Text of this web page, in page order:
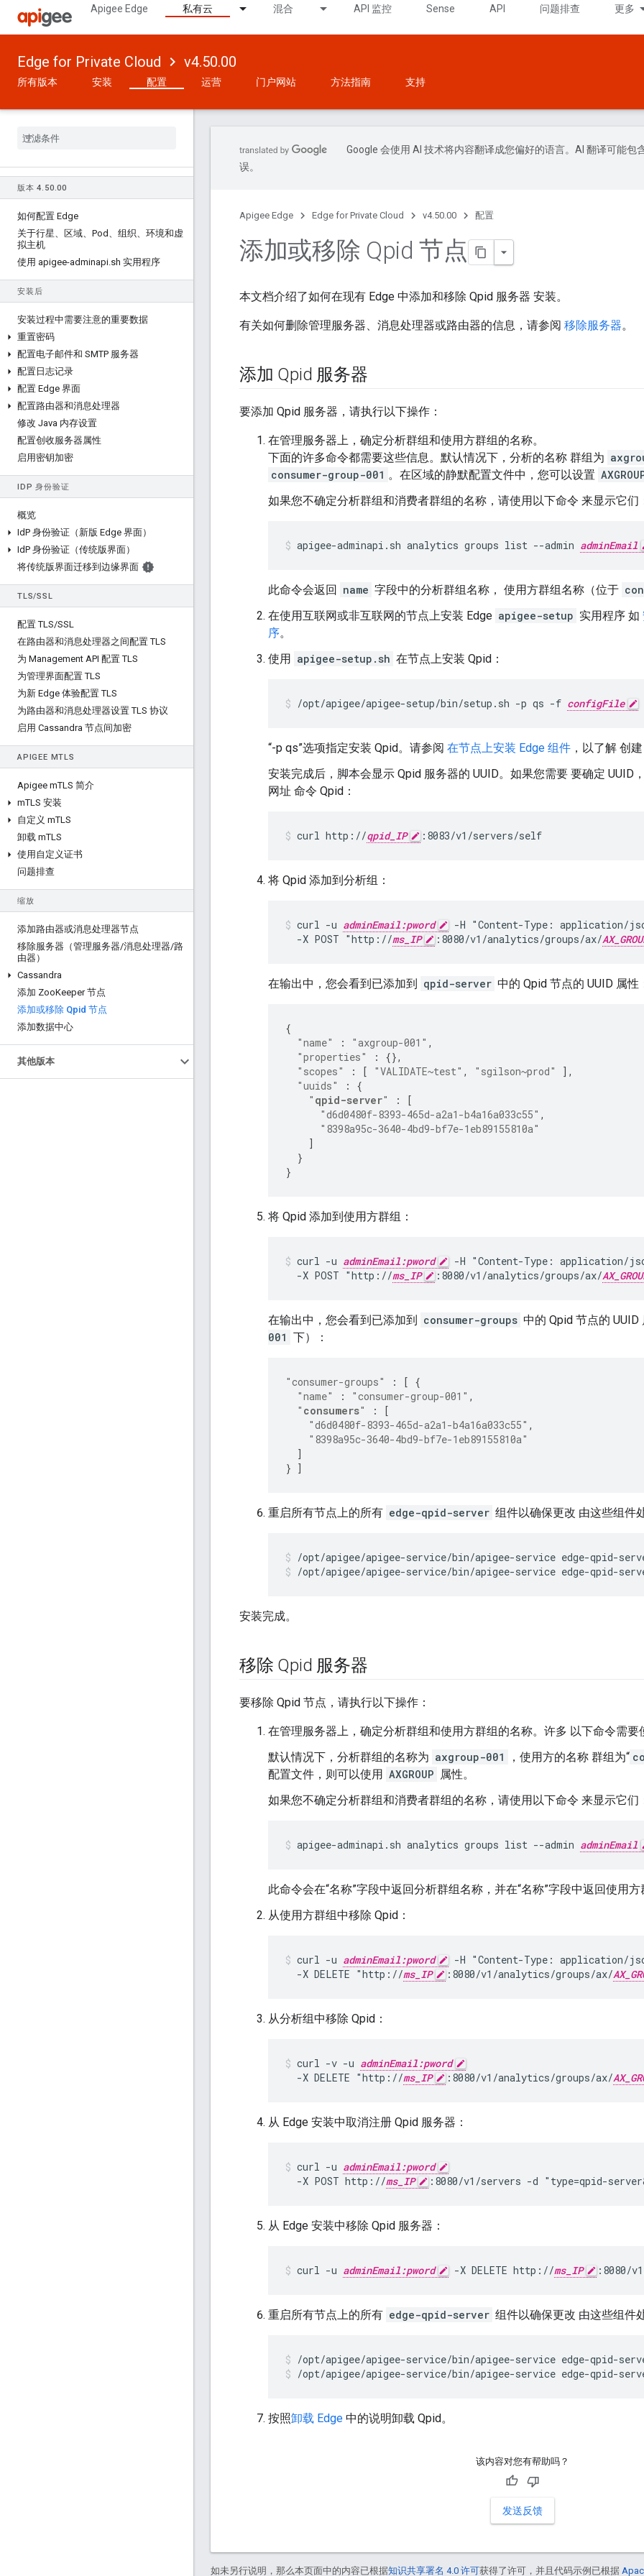
Apigee Edge 私有云 混合 API 监控 Sense API 问题排查 更多
Edge for Private Cloud v4.50.00
所有版本 安装 配置 运营 门户网站 方法指南 支持
版本 4. 50.00
如何配置 Edge
关于行星、区域、Pod、组织、环境和虚
拟主机
使用 apigee-adminapi.sh 实用程序
安装后
安装过程中需要注意的重要数据
重置密码
配置电子邮件和 SMTP 服务器
配置日志记录
配置 Edge 界面
配置路由器和消息处理器
修改 Java 内存设置
配置创收服务器属性
启用密钥加密
IDP 身份验证
概览
IdP 身份验证（新版 Edge 界面）
IdP 身份验证（传统版界面）
将传统版界面迁移到边缘界面
TLS/SSL
配置 TLS/SSL
在路由器和消息处理器之间配置 TLS
为 Management API 配置 TLS
为管理界面配置 TLS
为新 Edge 体验配置 TLS
为路由器和消息处理器设置 TLS 协议
启用 Cassandra 节点间加密
APIGEE MTLS
Apigee mTLS 简介
mTLS 安装
自定义 mTLS
卸载 mTLS
使用自定义证书
问题排查
缩放
添加路由器或消息处理器节点
移除服务器（管理服务器/消息处理器/路
由器）
Cassandra
添加 ZooKeeper 节点
添加或移除 Qpid 节点
添加数据中心
其他版本
Google 会使用 AI 技术将内容翻译成您偏好的语言。AI 翻译可能包
误。
Apigee Edge Edge for Private Cloud v4.50.00 配置
添加或移除 Qpid 节点
本文档介绍了如何在现有 Edge 中添加和移除 Qpid 服务器 安装。
有关如何删除管理服务器、消息处理器或路由器的信息，请参阅 移除服务器。
添加 Qpid 服务器
要添加 Qpid 服务器，请执行以下操作：
在管理服务器上，确定分析群组和使用方群组的名称。
下面的许多命令都需要这些信息。默认情况下，分析的名称 群组为
consumer-group-001 。在区域的静默配置文件中，您可以设置
如果您不确定分析群组和消费者群组的名称，请使用以下命令 来显示它们
apigee-adminapi.sh analytics groups list --admin adminEmail
此命令会返回 name 字段中的分析群组名称， 使用方群组名称（位于
在使用互联网或非互联网的节点上安装 Edge apigee-setup 实用程序 如
序。
使用 apigee-setup.sh 在节点上安装 Qpid：
/opt/apigee/apigee-setup/bin/setup.sh -p qs -f configFile
“-p qs”选项指定安装 Qpid。请参阅 在节点上安装 Edge 组件 ，以了解 创建
安装完成后，脚本会显示 Qpid 服务器的 UUID。如果您需要 要确定 UUID
网址 命令 Qpid：
curl http://qpid_IP :8083/v1/servers/self
将 Qpid 添加到分析组：
curl -u adminEmail:pword
-H "Content-Type: application/
  -X POST "http://
ms_IP :8080/v1/analytics/groups/ax/
在输出中，您会看到已添加到 qpid-server 中的 Qpid 节点的 UUID 属性
{
"name"
: "axgroup-001" ,
"properties"
:
{},
"scopes"
: [ "VALIDATE~test" , "sgilson~prod"
],
"uuids"
:
{
" qpid-server" :
[
"d6d0480f-8393-465d-a2a1-b4a16a033c55" ,
"8398a95c-3640-4bd9-bf7e-1eb89155810a"
]
}
}
将 Qpid 添加到使用方群组：
curl -u adminEmail:pword
-H "Content-Type: application/
  -X POST "http://
ms_IP :8080/v1/analytics/groups/ax/
在输出中，您会看到已添加到 consumer-groups 中的 Qpid 节点的 UUID
001 下）：
"consumer-groups" : [ {
"name"
: "consumer-group-001" ,
" consumers" :
[
"d6d0480f-8393-465d-a2a1-b4a16a033c55" ,
"8398a95c-3640-4bd9-bf7e-1eb89155810a"
]
} ]
重启所有节点上的所有 edge-qpid-server 组件以确保更改 由这些组件
/opt/apigee/apigee-service/bin/apigee-service edge-qpid-
/opt/apigee/apigee-service/bin/apigee-service edge-qpid-
安装完成。
移除 Qpid 服务器
要移除 Qpid 节点，请执行以下操作：
在管理服务器上，确定分析群组和使用方群组的名称。许多 以下命令需要
默认情况下，分析群组的名称为 axgroup-001 ，使用方的名称 群组为“
配置文件，则可以使用 AXGROUP 属性。
如果您不确定分析群组和消费者群组的名称，请使用以下命令 来显示它们
apigee-adminapi.sh analytics groups list --admin adminEmail
此命令会在“名称”字段中返回分析群组名称，并在“名称”字段中返回使用
从使用方群组中移除 Qpid：
curl -u adminEmail:pword
-H "Content-Type: application/
  -X DELETE "http://
ms_IP :8080/v1/analytics/groups/ax/
从分析组中移除 Qpid：
curl -v -u adminEmail:pword
  -X DELETE "http://
ms_IP :8080/v1/analytics/groups/ax/
从 Edge 安装中取消注册 Qpid 服务器：
curl -u adminEmail:pword
  -X POST http://
ms_IP :8080/v1/servers -d "type=qpid-
从 Edge 安装中移除 Qpid 服务器：
curl -u adminEmail:pword -X DELETE http://ms_IP :8080/
重启所有节点上的所有 edge-qpid-server 组件以确保更改 由这些组件
/opt/apigee/apigee-service/bin/apigee-service edge-qpid-
/opt/apigee/apigee-service/bin/apigee-service edge-qpid-
按照卸载 Edge 中的说明卸载 Qpid。
该内容对您有帮助吗？
发送反馈
如未另行说明，那么本页面中的内容已根据知识共享署名 4.0 许可获得了许可，并且代码示例已根据